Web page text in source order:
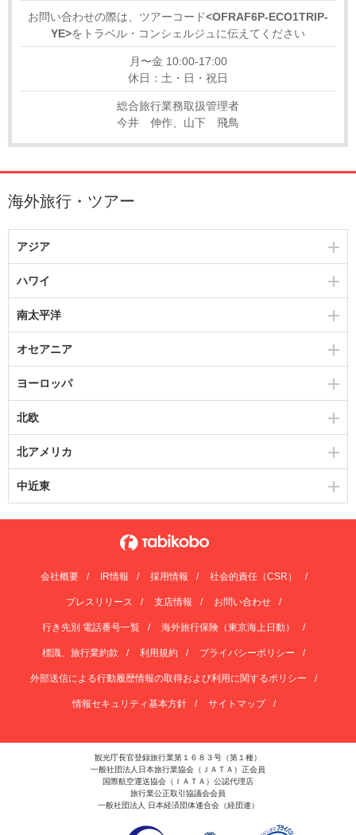
お問い合わせの際は、ツアーコード<OFRAF6P-ECO1TRIP-
YE>をトラベル・コンシェルジュに伝えてください
月〜金 10:00-17:00
休日：土・日・祝日
総合旅行業務取扱管理者
今井 伸作、山下 飛鳥
海外旅行・ツアー
アジア
ハワイ
南太平洋
オセアニア
ヨーロッパ
北欧
北アメリカ
中近東
会社概要 IR情報 採用情報 社会的責任（CSR）
プレスリリース 支店情報 お問い合わせ
行き先別 電話番号一覧 海外旅行保険（東京海上日動）
標識、旅行業約款 利用規約 プライバシーポリシー
外部送信による行動履歴情報の取得および利用に関するポリシー
情報セキュリティ基本方針 サイトマップ
観光庁長官登録旅行業第１６８３号（第１種）
一般社団法人日本旅行業協会（ＪＡＴＡ）正会員
国際航空運送協会（ＩＡＴＡ）公認代理店
旅行業公正取引協議会会員
一般社団法人 日本経済団体連合会（経団連）